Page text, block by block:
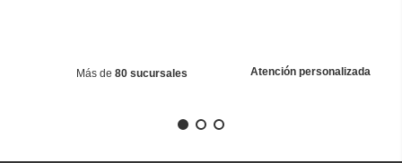
Más de 80 sucursales Atención personalizada